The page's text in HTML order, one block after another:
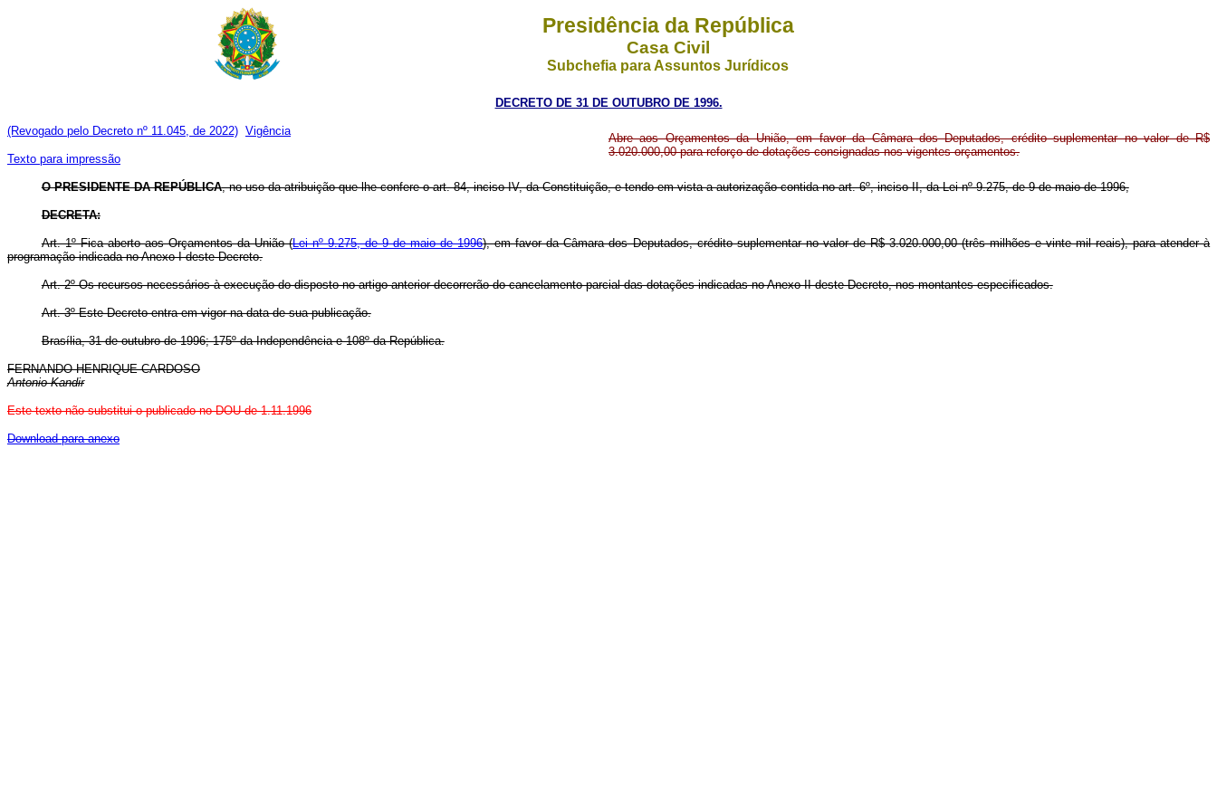
Presidência da República
Casa Civil
Subchefia para Assuntos Jurídicos
DECRETO DE 31 DE OUTUBRO DE 1996.
(Revogado pelo Decreto nº 11.045, de 2022) Vigência
Texto para impressão
Abre aos Orçamentos da União, em favor da Câmara dos Deputados, crédito suplementar no valor de R$
3.020.000,00 para reforço de dotações consignadas nos vigentes orçamentos.
O PRESIDENTE DA REPÚBLICA, no uso da atribuição que lhe confere o art. 84, inciso IV, da Constituição, e tendo em vista a autorização contida no art. 6º, inciso II, da Lei nº 9.275, de 9 de maio de 1996,
DECRETA:
Art. 1º Fica aberto aos Orçamentos da União (Lei nº 9.275, de 9 de maio de 1996), em favor da Câmara dos Deputados, crédito suplementar no valor de R$ 3.020.000,00 (três milhões e vinte mil reais), para atender à
programação indicada no Anexo I deste Decreto.
Art. 2º Os recursos necessários à execução do disposto no artigo anterior decorrerão do cancelamento parcial das dotações indicadas no Anexo II deste Decreto, nos montantes especificados.
Art. 3º Este Decreto entra em vigor na data de sua publicação.
Brasília, 31 de outubro de 1996; 175º da Independência e 108º da República.
FERNANDO HENRIQUE CARDOSO
Antonio Kandir
Este texto não substitui o publicado no DOU de 1.11.1996
Download para anexo